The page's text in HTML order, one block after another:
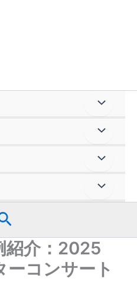
紹介：2025
ーコンサート